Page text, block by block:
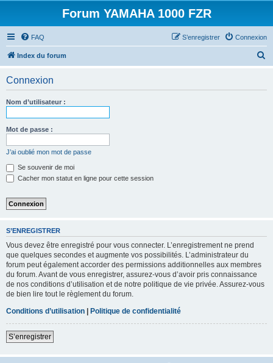
Forum YAMAHA 1000 FZR
FAQ Connexion
S’enregistrer
Index du forum
Connexion
Nom d’utilisateur :
Mot de passe :
J’ai oublié mon mot de passe
Se souvenir de moi
Cacher mon statut en ligne pour cette session
S’ENREGISTRER
Vous devez être enregistré pour vous connecter. L’enregistrement ne prend
que quelques secondes et augmente vos possibilités. L’administrateur du
forum peut également accorder des permissions additionnelles aux membres
du forum. Avant de vous enregistrer, assurez-vous d’avoir pris connaissance
de nos conditions d’utilisation et de notre politique de vie privée. Assurez-vous
de bien lire tout le règlement du forum.
Conditions d’utilisation | Politique de confidentialité
S’enregistrer